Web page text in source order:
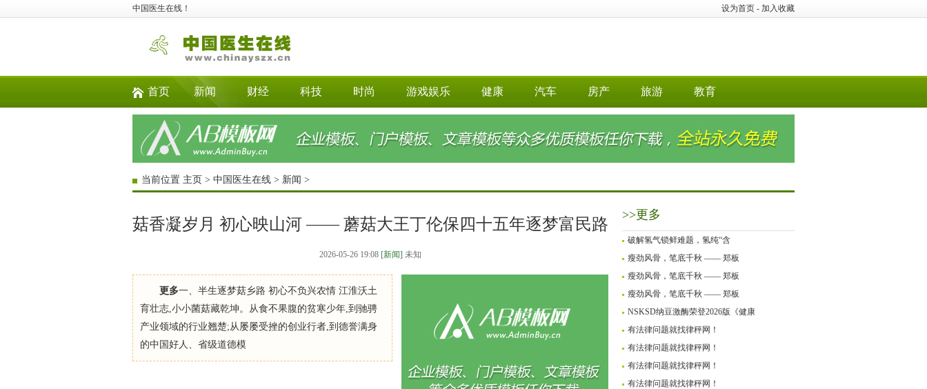
设为首页 - 加入收藏
中国医生在线！
首页 新闻 财经 科技 时尚 游戏娱乐 健康 汽车 房产 旅游 教育
当前位置 主页 > 中国医生在线 > 新闻 >
菇香凝岁月 初心映山河 —— 蘑菇大王丁伦保四十五年逐梦富民路
2026-05-26 19:08 [新闻] 未知
更多一、半生逐梦菇乡路 初心不负兴农情 江淮沃土
育壮志,小小菌菇藏乾坤。从食不果腹的贫寒少年,到驰骋
产业领域的行业翘楚;从屡屡受挫的创业行者,到德誉满身
的中国好人、省级道德模
>>更多
破解氢气锁鲜难题，氢纯“含
瘦劲风骨，笔底千秋 —— 郑板
瘦劲风骨，笔底千秋 —— 郑板
瘦劲风骨，笔底千秋 —— 郑板
NSKSD纳豆激酶荣登2026版《健康
有法律问题就找律秤网！
有法律问题就找律秤网！
有法律问题就找律秤网！
有法律问题就找律秤网！